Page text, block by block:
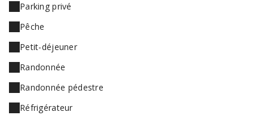
Parking privé
Pêche
Petit-déjeuner
Randonnée
Randonnée pédestre
Réfrigérateur